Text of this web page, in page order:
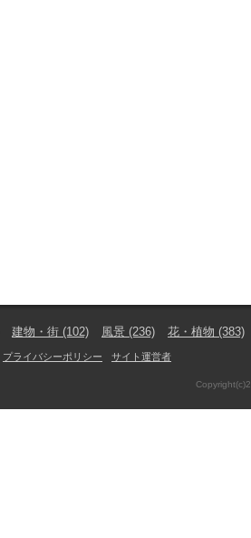
建物・街 (102) 風景 (236) 花・植物 (383)
プライバシーポリシー サイト運営者